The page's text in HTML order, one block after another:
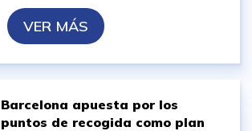
VER MÁS
Barcelona apuesta por los
puntos de recogida como plan